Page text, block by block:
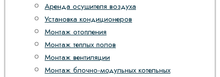
Аренда осушителя воздуха
Установка кондиционеров
Монтаж отопления
Монтаж теплых полов
Монтаж вентиляции
Монтаж блочно-модульных котельных